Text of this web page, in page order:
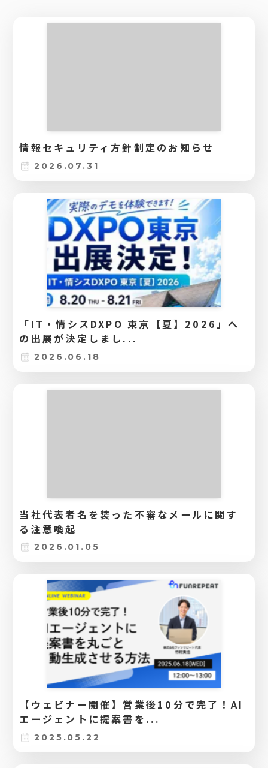
情報セキュリティ方針制定のお知らせ
2026.07.31
「IT・情シスDXPO 東京【夏】2026」へ
の出展が決定しまし...
2026.06.18
当社代表者名を装った不審なメールに関す
る注意喚起
2026.01.05
【ウェビナー開催】営業後10分で完了！AI
エージェントに提案書を...
2025.05.22